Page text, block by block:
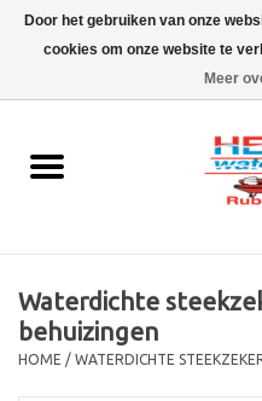
Outboard
Trailer
Waterdichte
behuizingen
HOME / WATERDICHTE
Door het gebruiken van onze
cookies om onze website te
Meer